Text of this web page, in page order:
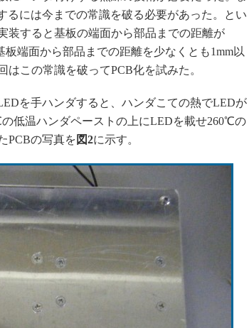
るには今までの常識を破る必要があった。とい
装すると基板の端面から部品までの距離が
端面から部品までの距離を少なくとも1mm以
はこの常識を破ってPCB化を試みた。
を手ハンダすると、ハンダこての熱でLEDが
低温ハンダペーストの上にLEDを載せ260℃の
PCBの写真を 図2に示す。